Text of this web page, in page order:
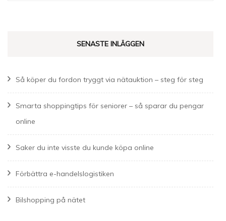
SENASTE INLÄGGEN
Så köper du fordon tryggt via nätauktion – steg för steg
Smarta shoppingtips för seniorer – så sparar du pengar
online
Saker du inte visste du kunde köpa online
Förbättra e-handelslogistiken
Bilshopping på nätet